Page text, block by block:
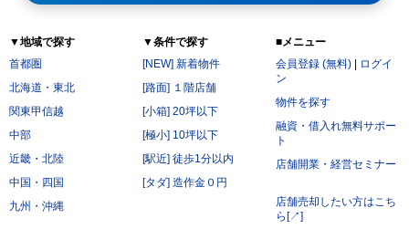
会員は、本サービスを通じて個人情報を取得した場合、自己の責任で個人情報保護に関する
第5条（秘密保持）
会員が本サービスを利用するうえで当社もしくは導入店へ開示した情報および提出した資料
は、原則として本サービスの利用者に公開されるものとし、当社もしくは導入店は当該情報
前項にかかわらず、会員が秘密である旨を付して当社もしくは導入店へ開示し、当社もしく
は導入店がそれに同意した情報について、当社もしくは導入店は本サービスの運営に最低限
必要な会社、当社もしくは導入店の役員、従業員、関連会社、本サービスの再委託先、監査
法人、税理士、弁護士を除く第三者に対して開示漏洩しないものとします。
会員は、当社もしくは導入店から秘密である旨を付して会員へ開示した情報を、会員の役
員、従業員、監査法人、税理士、弁護士を除く第三者へ開示漏洩しないことに同意します。
員は同意します。
開示された時点で被開示者が既に知っていた情報
▼地域で探す
首都圏
北海道・東北
関東甲信越
中部
近畿・北陸
中国・四国
九州・沖縄
▼条件で探す
[NEW] 新着物件
[路面] １階店舗
[小箱] 20坪以下
[極小] 10坪以下
[駅近] 徒歩1分以内
[タダ] 造作金０円
■メニュー
会員登録 (無料)
ログイ
ン
物件を探す
融資・借入れ無料サポー
ト
店舗開業・経営セミナー
店舗売却したい方はこち
ら[↗]